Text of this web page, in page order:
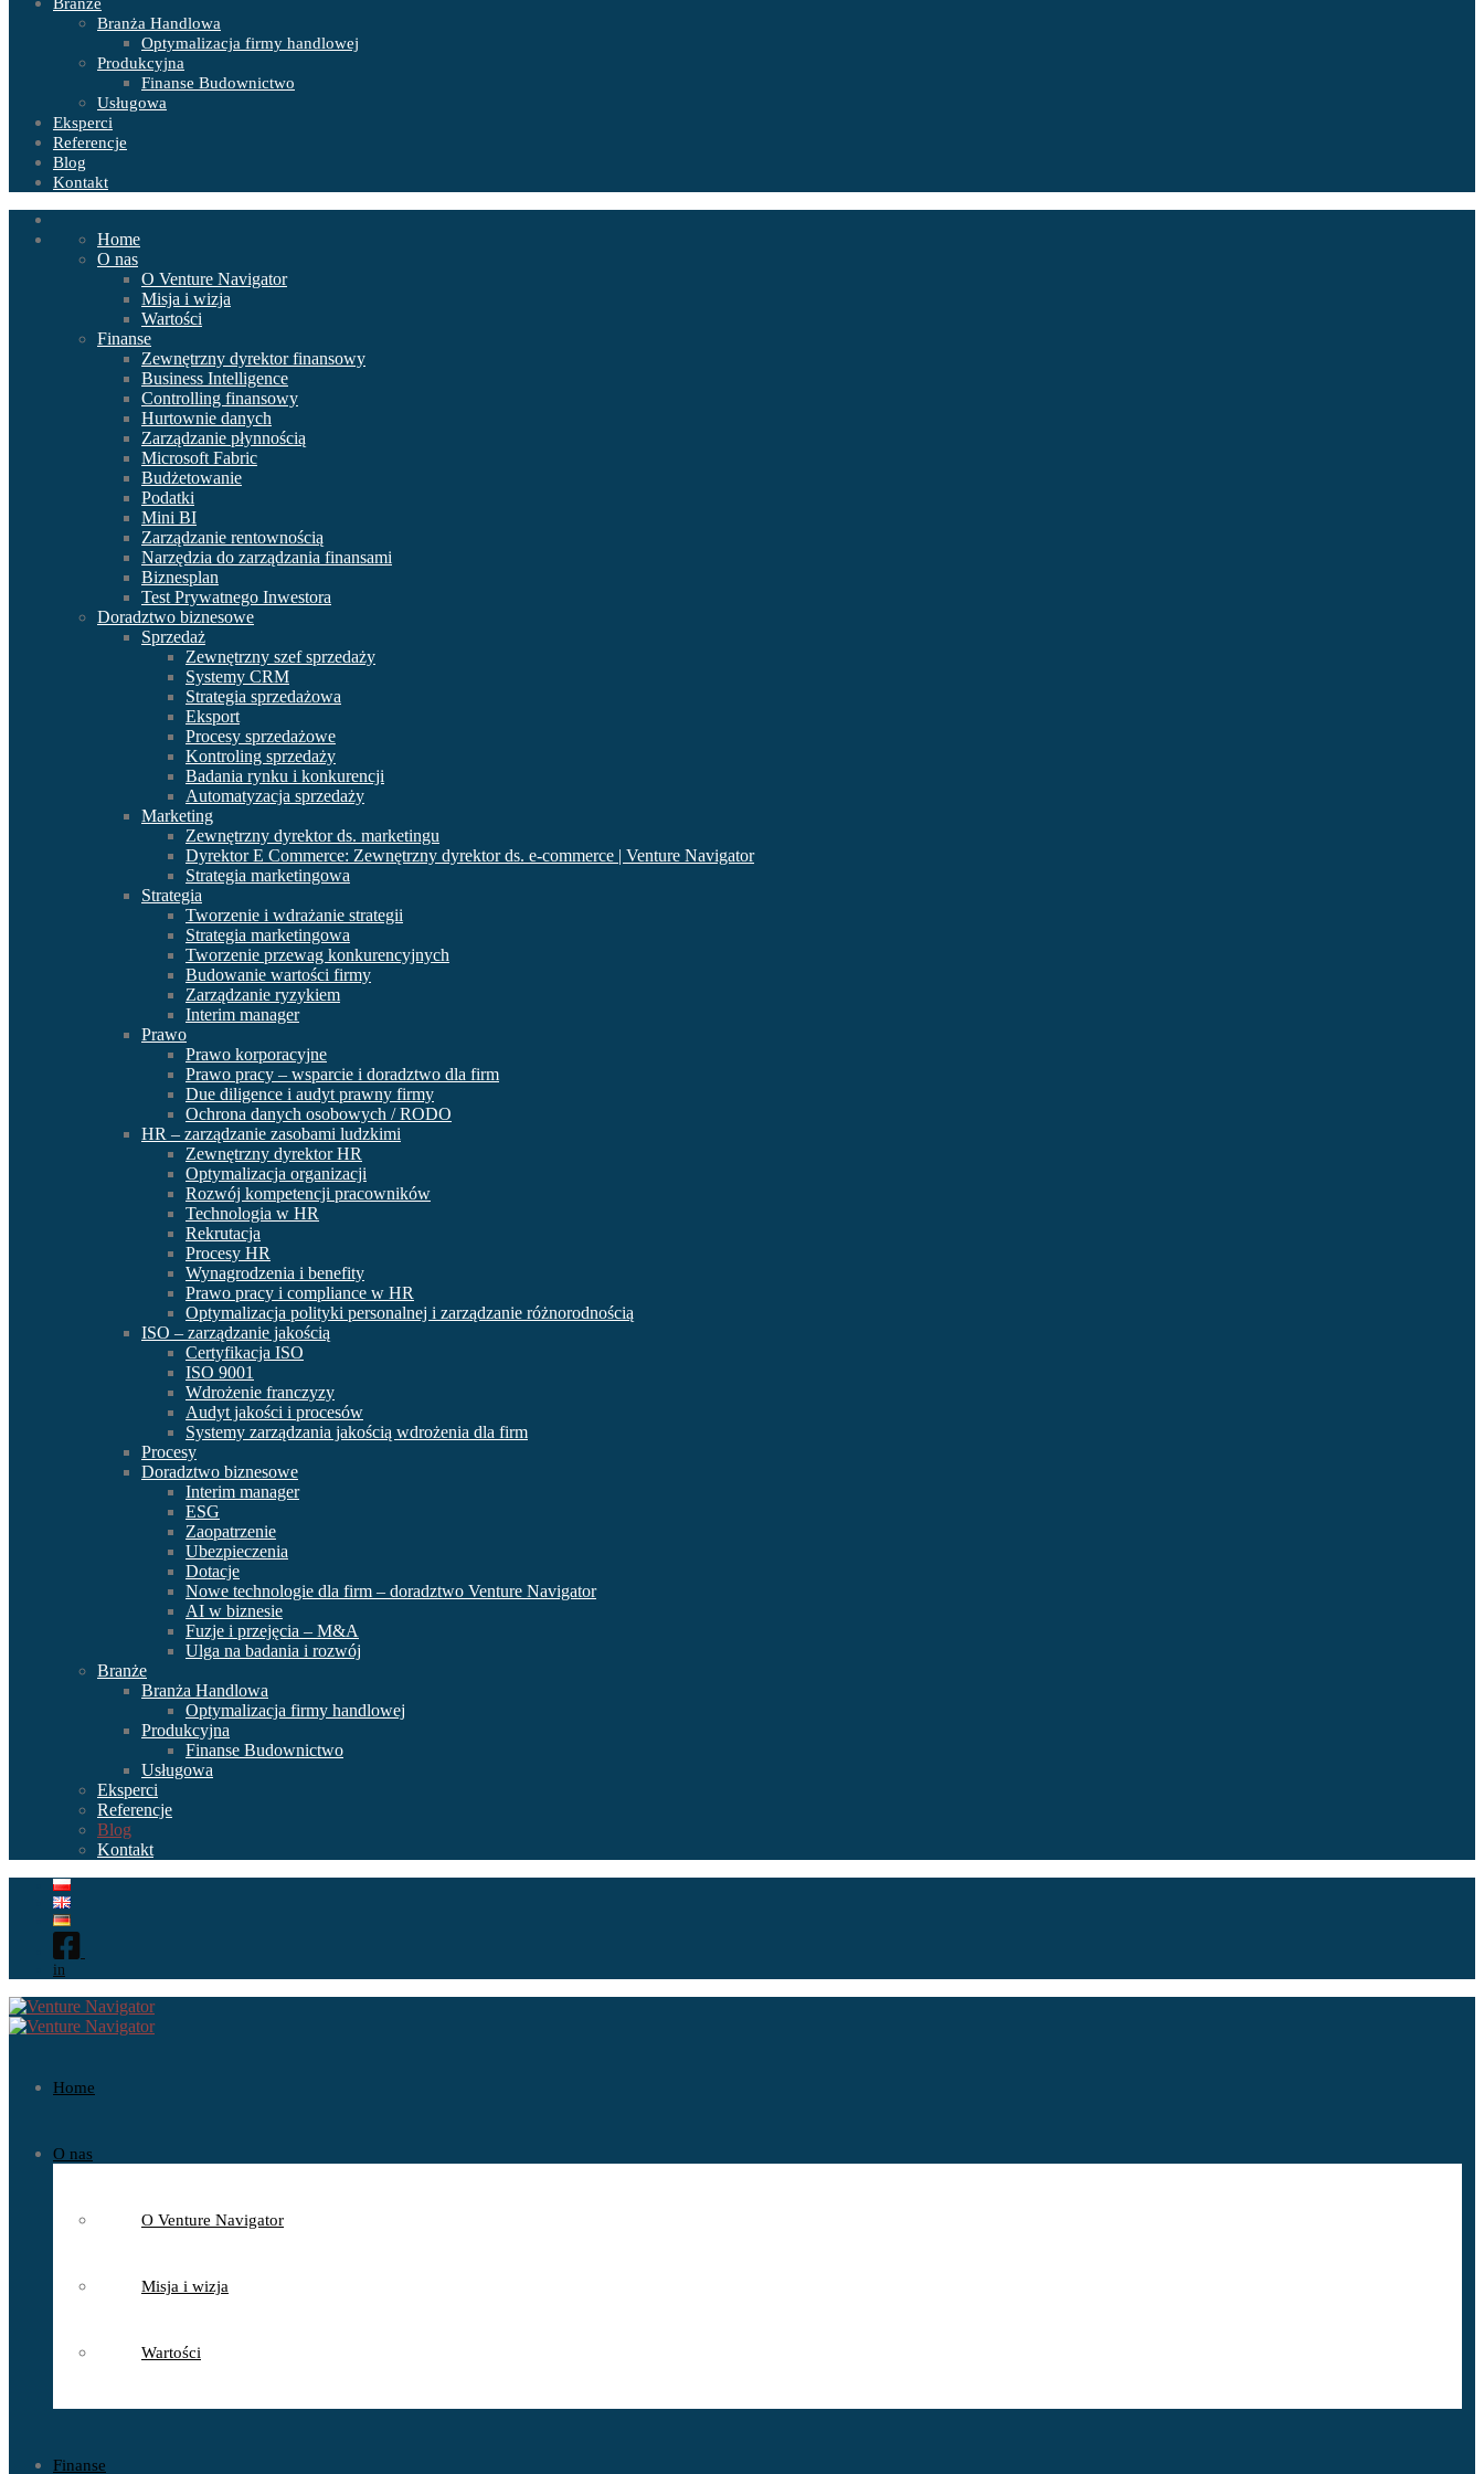
Branża Handlowa
Optymalizacja firmy handlowej
Produkcyjna
Finanse Budownictwo
Usługowa
Eksperci
Referencje
Blog
Kontakt
Home
O nas
O Venture Navigator
Misja i wizja
Wartości
Finanse
Zewnętrzny dyrektor finansowy
Business Intelligence
Controlling finansowy
Hurtownie danych
Zarządzanie płynnością
Microsoft Fabric
Budżetowanie
Podatki
Mini BI
Zarządzanie rentownością
Narzędzia do zarządzania finansami
Biznesplan
Test Prywatnego Inwestora
Doradztwo biznesowe
Sprzedaż
Zewnętrzny szef sprzedaży
Systemy CRM
Strategia sprzedażowa
Eksport
Procesy sprzedażowe
Kontroling sprzedaży
Badania rynku i konkurencji
Automatyzacja sprzedaży
Marketing
Zewnętrzny dyrektor ds. marketingu
Dyrektor E Commerce: Zewnętrzny dyrektor ds. e-commerce | Venture Navigator
Strategia marketingowa
Strategia
Tworzenie i wdrażanie strategii
Strategia marketingowa
Tworzenie przewag konkurencyjnych
Budowanie wartości firmy
Zarządzanie ryzykiem
Interim manager
Prawo
Prawo korporacyjne
Prawo pracy – wsparcie i doradztwo dla firm
Due diligence i audyt prawny firmy
Ochrona danych osobowych / RODO
HR – zarządzanie zasobami ludzkimi
Zewnętrzny dyrektor HR
Optymalizacja organizacji
Rozwój kompetencji pracowników
Technologia w HR
Rekrutacja
Procesy HR
Wynagrodzenia i benefity
Prawo pracy i compliance w HR
Optymalizacja polityki personalnej i zarządzanie różnorodnością
ISO – zarządzanie jakością
Certyfikacja ISO
ISO 9001
Wdrożenie franczyzy
Audyt jakości i procesów
Systemy zarządzania jakością wdrożenia dla firm
Procesy
Doradztwo biznesowe
Interim manager
ESG
Zaopatrzenie
Ubezpieczenia
Dotacje
Nowe technologie dla firm – doradztwo Venture Navigator
AI w biznesie
Fuzje i przejęcia – M&A
Ulga na badania i rozwój
Branże
Branża Handlowa
Optymalizacja firmy handlowej
Produkcyjna
Finanse Budownictwo
Usługowa
Eksperci
Referencje
Blog
Kontakt
in
Home
O nas
O Venture Navigator
Misja i wizja
Wartości
Finanse